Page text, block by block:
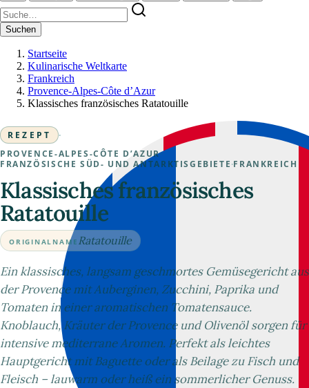
Suchen
Startseite
Kulinarische Weltkarte
Frankreich
Provence-Alpes-Côte d’Azur
Klassisches französisches Ratatouille
REZEPT
·
PROVENCE-ALPES-CÔTE D’AZUR·
FRANZÖSISCHE SÜD- UND ANTARKTISGEBIETE ·FRANKREICH
Klassisches französisches
Ratatouille
ORIGINALNAME Ratatouille
Ein klassisches, langsam geschmortes Gemüsegericht aus
der Provence mit Auberginen, Zucchini, Paprika und
Tomaten in einer aromatischen Tomatensauce.
Knoblauch, Kräuter der Provence und Olivenöl sorgen für
intensive mediterrane Aromen. Perfekt als leichtes
Hauptgericht mit Baguette oder als Beilage zu Fisch und
Fleisch – lauwarm oder heiß ein sommerlicher Genuss.